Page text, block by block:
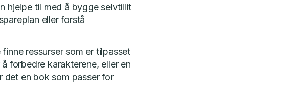
hjelpe til med å bygge selvtillit
eller forstå
ressurser som er tilpasset
forbedre karakterene, eller en
det en bok som passer for